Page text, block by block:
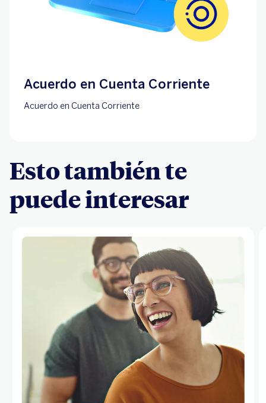
Acuerdo en Cuenta Corriente
Acuerdo en Cuenta Corriente
Esto también te
puede interesar